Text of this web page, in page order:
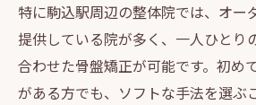
特に駒込駅周辺の整体院では、オー
提供している院が多く、一人ひとり
合わせた骨盤矯正が可能です。初め
がある方でも、ソフトな手法を選ぶ